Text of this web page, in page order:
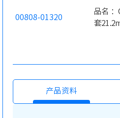
00808-01320
品名
套
产品资料